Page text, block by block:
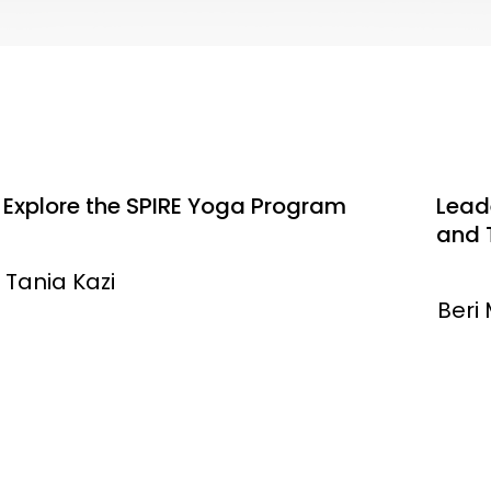
Explore the SPIRE Yoga Program
Tania Kazi
and
Beri